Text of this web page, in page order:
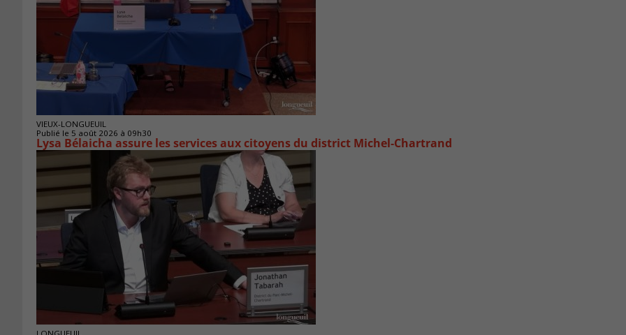
VIEUX-LONGUEUIL
Publié le 5 août 2026 à 09h30
Lysa Bélaicha assure les services aux citoyens du district Michel‑Chartrand